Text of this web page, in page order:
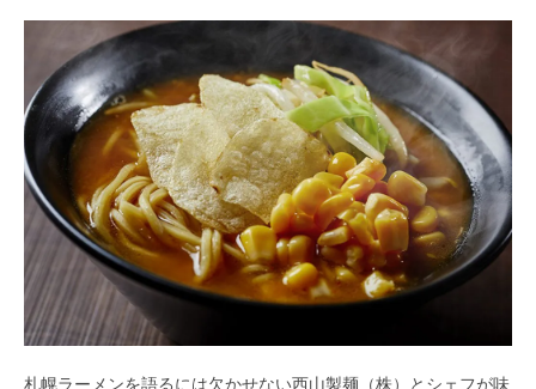
札幌ラーメンを語るには欠かせない西山製麺（株）とシェフが味